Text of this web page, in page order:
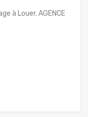
à Louer. AGENCE